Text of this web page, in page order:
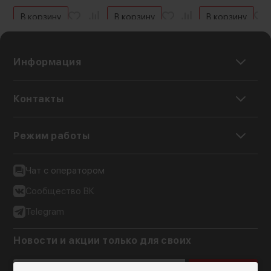
В корзину В корзину В корзину
Информация
Контакты
Режим работы
Чат с оператором
Сообщество ВК
Telegram
Новости и акции только для своих